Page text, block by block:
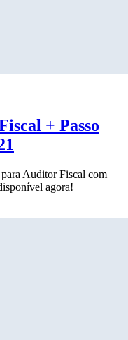
+ Passo
Auditor Fiscal com
agora!